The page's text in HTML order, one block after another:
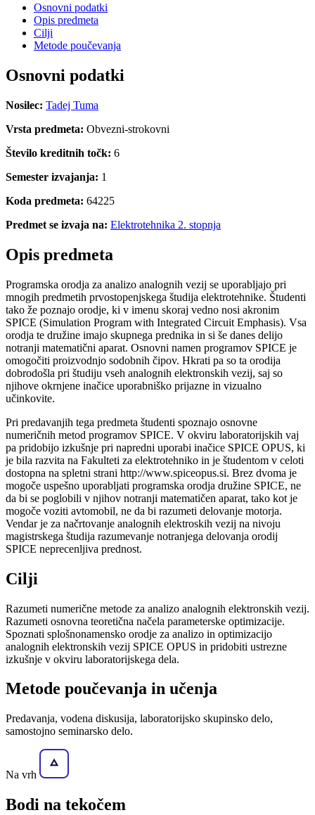
Osnovni podatki
Opis predmeta
Cilji
Metode poučevanja
Osnovni podatki
Nosilec: Tadej Tuma
Vrsta predmeta: Obvezni-strokovni
Število kreditnih točk: 6
Semester izvajanja: 1
Koda predmeta: 64225
Predmet se izvaja na: Elektrotehnika 2. stopnja
Opis predmeta
Programska orodja za analizo analognih vezij se uporabljajo pri
mnogih predmetih prvostopenjskega študija elektrotehnike. Študenti
tako že poznajo orodje, ki v imenu skoraj vedno nosi akronim
SPICE (Simulation Program with Integrated Circuit Emphasis). Vsa
orodja te družine imajo skupnega prednika in si še danes delijo
notranji matematični aparat. Osnovni namen programov SPICE je
omogočiti proizvodnjo sodobnih čipov. Hkrati pa so ta orodija
dobrodošla pri študiju vseh analognih elektronskih vezij, saj so
njihove okrnjene inačice uporabniško prijazne in vizualno
učinkovite.
Pri predavanjih tega predmeta študenti spoznajo osnovne
numeričnih metod programov SPICE. V okviru laboratorijskih vaj
pa pridobijo izkušnje pri napredni uporabi inačice SPICE OPUS, ki
je bila razvita na Fakulteti za elektrotehniko in je študentom v celoti
dostopna na spletni strani http://www.spiceopus.si. Brez dvoma je
mogoče uspešno uporabljati programska orodja družine SPICE, ne
da bi se poglobili v njihov notranji matematičen aparat, tako kot je
mogoče voziti avtomobil, ne da bi razumeti delovanje motorja.
Vendar je za načrtovanje analognih elektroskih vezij na nivoju
magistrskega študija razumevanje notranjega delovanja orodij
SPICE neprecenljiva prednost.
Cilji
Razumeti numerične metode za analizo analognih elektronskih vezij.
Razumeti osnovna teoretična načela parameterske optimizacije.
Spoznati splošnonamensko orodje za analizo in optimizacijo
analognih elektronskih vezij SPICE OPUS in pridobiti ustrezne
izkušnje v okviru laboratorijskega dela.
Metode poučevanja in učenja
Predavanja, vodena diskusija, laboratorijsko skupinsko delo,
samostojno seminarsko delo.
Na vrh
Bodi na tekočem